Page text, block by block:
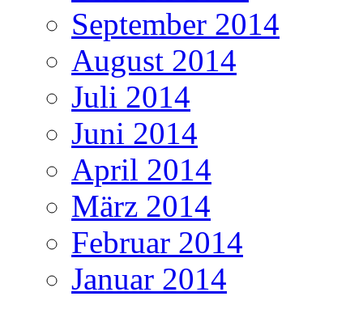
September 2014
August 2014
Juli 2014
Juni 2014
April 2014
März 2014
Februar 2014
Januar 2014